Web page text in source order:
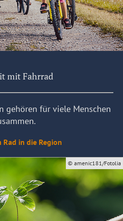
mit Fahrrad
gehören für viele Menschen
Rad in die Region
© amenic181/Fotolia